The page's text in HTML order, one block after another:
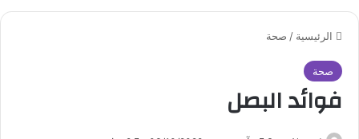
الرئيسية / صحة
صحة
فوائد البصل